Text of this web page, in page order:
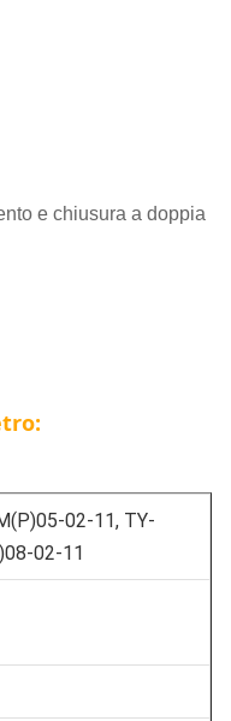
e chiusura a doppia
02-11, TY-
02-11